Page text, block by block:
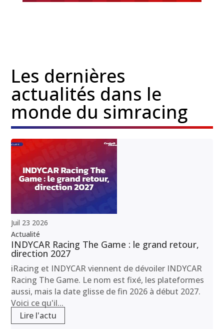
Les dernières
actualités dans le
monde du simracing
Juil 23 2026
Actualité
INDYCAR Racing The Game : le grand retour,
direction 2027
iRacing et INDYCAR viennent de dévoiler INDYCAR
Racing The Game. Le nom est fixé, les plateformes
aussi, mais la date glisse de fin 2026 à début 2027.
Voici ce qu'il...
Lire l'actu